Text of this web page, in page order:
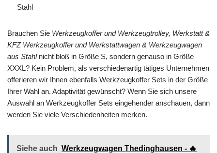
Stahl
Brauchen Sie Werkzeugkoffer und Werkzeugtrolley, Werkstatt &
KFZ Werkzeugkoffer und Werkstattwagen & Werkzeugwagen
aus Stahlnicht bloß in Größe S, sondern genauso in Größe
XXXL? Kein Problem, als verschiedenartig tätiges Unternehmen
offerieren wir Ihnen ebenfalls Werkzeugkoffer Sets in der Größe
Ihrer Wahl an. Adaptivität gewünscht? Wenn Sie sich unsere
Auswahl an Werkzeugkoffer Sets eingehender anschauen, dann
werden Sie viele Verschiedenheiten merken.
Siehe auch Werkzeugwagen Thedinghausen - 🔥